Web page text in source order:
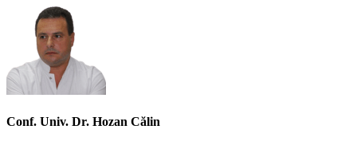
Conf. Univ. Dr. Hozan Călin